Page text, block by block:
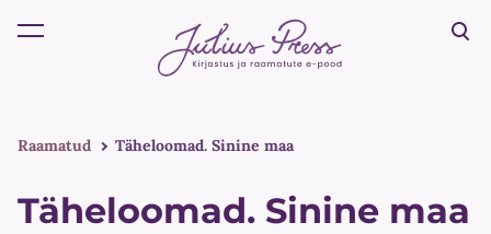
lisati ostukorvi. Vaata ostukorvi
Raamatud Täheloomad. Sinine maa
Täheloomad. Sinine maa